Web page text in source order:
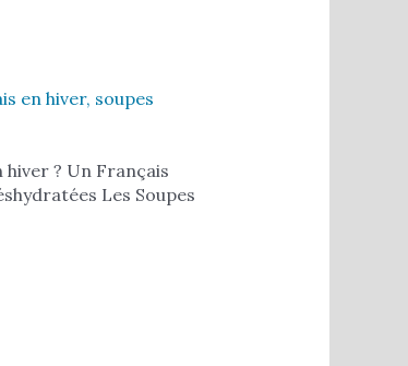
en hiver, soupes
? Un Français
Les Soupes